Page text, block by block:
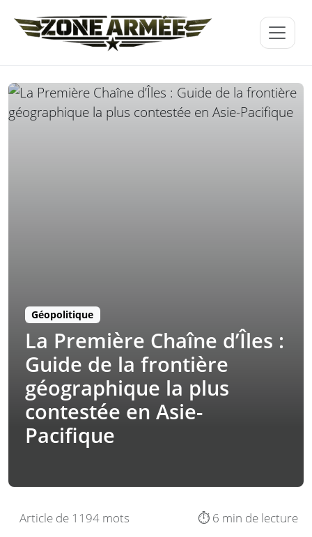
Géopolitique
La Première Chaîne d’Îles :
Guide de la frontière
géographique la plus
contestée en Asie-
Pacifique
Article de 1194 mots ⏱️ 6 min de lecture